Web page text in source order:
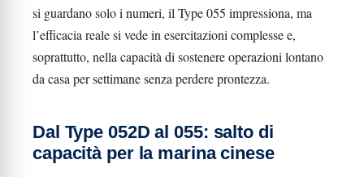
si guardano solo i numeri, il Type 055 impressiona, ma
l’efficacia reale si vede in esercitazioni complesse e,
soprattutto, nella capacità di sostenere operazioni lontano
da casa per settimane senza perdere prontezza.
Dal Type 052D al 055: salto di
capacità per la marina cinese